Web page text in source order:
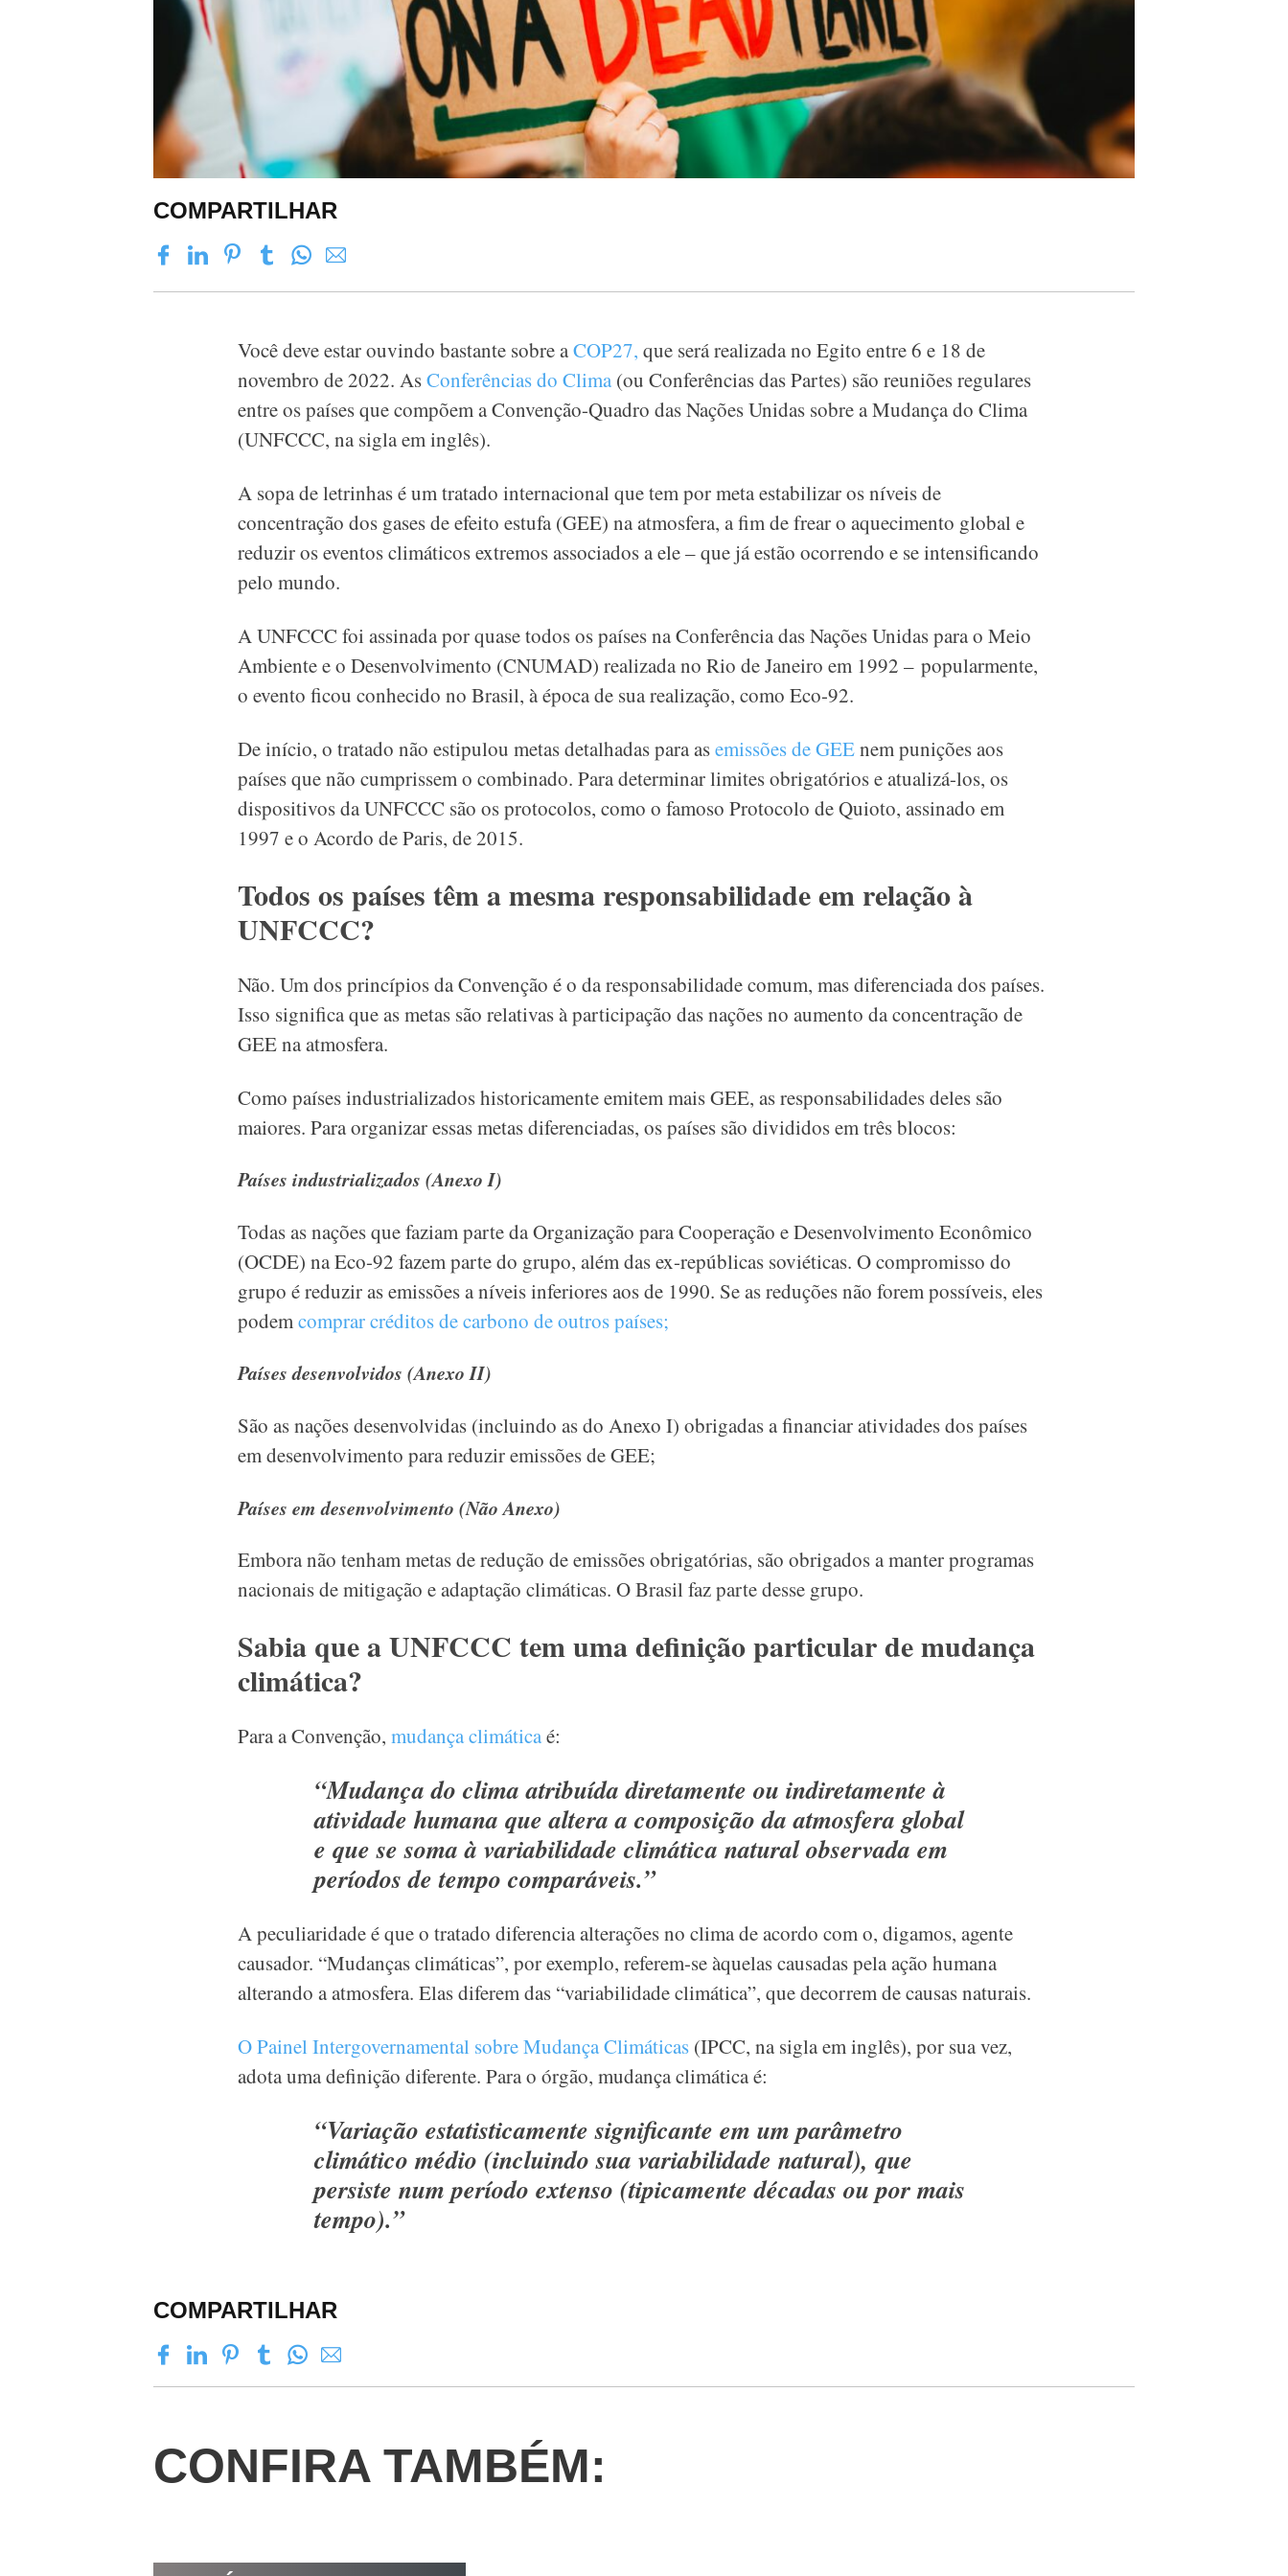
COMPARTILHAR
Você deve estar ouvindo bastante sobre aCOP27, que será realizada no Egito entre 6 e 18 de
novembro de 2022. AsConferências do Clima(ou Conferências das Partes) são reuniões regulares
entre os países que compõem a Convenção-Quadro das Nações Unidas sobre a Mudança do Clima
(UNFCCC, na sigla em inglês).
A sopa de letrinhas é um tratado internacional que tem por meta estabilizar os níveis de
concentração dos gases de efeito estufa (GEE) na atmosfera, a fim de frear o aquecimento global e
reduzir os eventos climáticos extremos associados a ele – que já estão ocorrendo e se intensificando
pelo mundo.
A UNFCCC foi assinada por quase todos os países na Conferência das Nações Unidas para o Meio
Ambiente e o Desenvolvimento (CNUMAD) realizada no Rio de Janeiro em 1992 – popularmente,
o evento ficou conhecido no Brasil, à época de sua realização, como Eco-92.
De início, o tratado não estipulou metas detalhadas para asemissões de GEEnem punições aos
países que não cumprissem o combinado. Para determinar limites obrigatórios e atualizá-los, os
dispositivos da UNFCCC são os protocolos, como o famoso Protocolo de Quioto, assinado em
1997 e o Acordo de Paris, de 2015.
Todos os países têm a mesma responsabilidade em relação à
UNFCCC?
Não. Um dos princípios da Convenção é o da responsabilidade comum, mas diferenciada dos países.
Isso significa que as metas são relativas à participação das nações no aumento da concentração de
GEE na atmosfera.
Como países industrializados historicamente emitem mais GEE, as responsabilidades deles são
maiores. Para organizar essas metas diferenciadas, os países são divididos em três blocos:
Países industrializados (Anexo I)
Todas as nações que faziam parte da Organização para Cooperação e Desenvolvimento Econômico
(OCDE) na Eco-92 fazem parte do grupo, além das ex-repúblicas soviéticas. O compromisso do
grupo é reduzir as emissões a níveis inferiores aos de 1990. Se as reduções não forem possíveis, eles
podemcomprar créditos de carbono de outros países;
Países desenvolvidos (Anexo II)
São as nações desenvolvidas (incluindo as do Anexo I) obrigadas a financiar atividades dos países
em desenvolvimento para reduzir emissões de GEE;
Países em desenvolvimento (Não Anexo)
Embora não tenham metas de redução de emissões obrigatórias, são obrigados a manter programas
nacionais de mitigação e adaptação climáticas. O Brasil faz parte desse grupo.
Sabia que a UNFCCC tem uma definição particular de mudança
climática?
Para a Convenção, mudança climáticaé:
“Mudança do clima atribuída diretamente ou indiretamente à
atividade humana que altera a composição da atmosfera global
e que se soma à variabilidade climática natural observada em
períodos de tempo comparáveis.”
A peculiaridade é que o tratado diferencia alterações no clima de acordo com o, digamos, agente
causador. “Mudanças climáticas”, por exemplo, referem-se àquelas causadas pela ação humana
alterando a atmosfera. Elas diferem das “variabilidade climática”, que decorrem de causas naturais.
O Painel Intergovernamental sobre Mudança Climáticas(IPCC, na sigla em inglês), por sua vez,
adota uma definição diferente. Para o órgão, mudança climática é:
“Variação estatisticamente significante em um parâmetro
climático médio (incluindo sua variabilidade natural), que
persiste num período extenso (tipicamente décadas ou por mais
tempo).”
COMPARTILHAR
CONFIRA TAMBÉM: